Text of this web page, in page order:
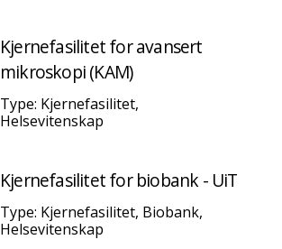
Kjernefasilitet for avansert
mikroskopi (KAM)
Type: Kjernefasilitet,
Helsevitenskap
Kjernefasilitet for biobank - UiT
Type: Kjernefasilitet, Biobank,
Helsevitenskap